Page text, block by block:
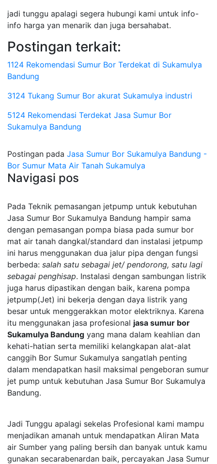
jadi tunggu apalagi segera hubungi kami untuk info-
info harga yan menarik dan juga bersahabat.
Postingan terkait:
1124 Rekomendasi Sumur Bor Terdekat di Sukamulya
Bandung
3124 Tukang Sumur Bor akurat Sukamulya industri
5124 Rekomendasi Terdekat Jasa Sumur Bor
Sukamulya Bandung
Postingan pada Jasa Sumur Bor Sukamulya Bandung -
Bor Sumur Mata Air Tanah Sukamulya
Navigasi pos
Pada Teknik pemasangan jetpump untuk kebutuhan
Jasa Sumur Bor Sukamulya Bandung hampir sama
dengan pemasangan pompa biasa pada sumur bor
mat air tanah dangkal/standard dan instalasi jetpump
ini harus menggunakan dua jalur pipa dengan fungsi
berbeda: salah satu sebagai jet/ pendorong, satu lagi
sebagai penghisap. Instalasi dengan sambungan listrik
juga harus dipastikan dengan baik, karena pompa
jetpump(Jet) ini bekerja dengan daya listrik yang
besar untuk menggerakkan motor elektriknya. Karena
itu menggunakan jasa profesional jasa sumur bor
Sukamulya Bandung yang mana dalam keahlian dan
kehati-hatian serta memiliki kelangkapan alat-alat
canggih Bor Sumur Sukamulya sangatlah penting
dalam mendapatkan hasil maksimal pengeboran sumur
jet pump untuk kebutuhan Jasa Sumur Bor Sukamulya
Bandung.
Jadi Tunggu apalagi sekelas Profesional kami mampu
menjadikan amanah untuk mendapatkan Aliran Mata
air Sumber yang paling bersih dan banyak untuk kamu
gunakan secarabenardan baik, percayakan Jasa Sumur